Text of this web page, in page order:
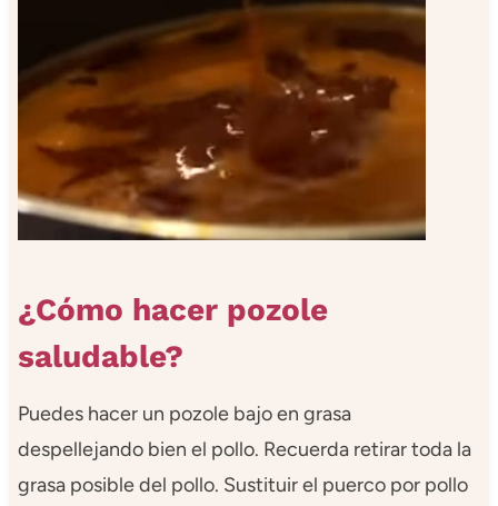
¿Cómo hacer pozole
saludable?
Puedes hacer un pozole bajo en grasa
despellejando bien el pollo. Recuerda retirar toda la
grasa posible del pollo. Sustituir el puerco por pollo